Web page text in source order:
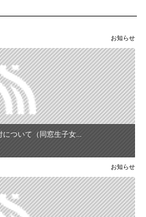
お知らせ
について（同窓生子女...
お知らせ